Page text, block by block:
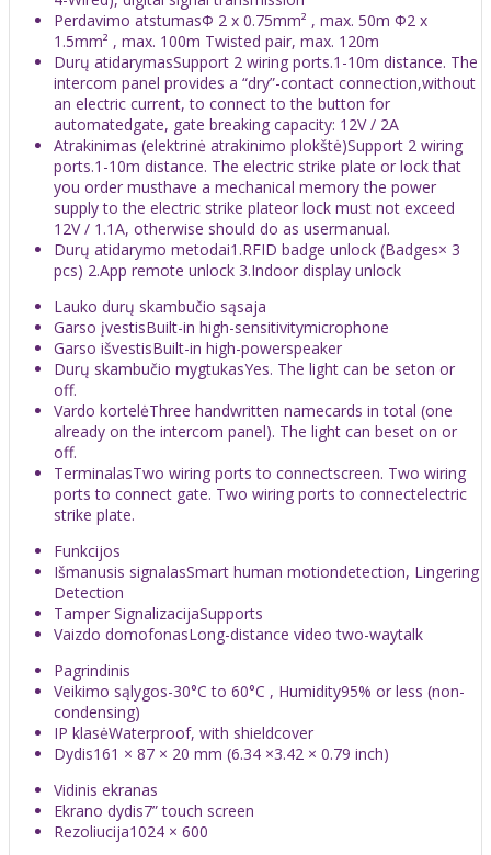
Perdavimo atstumasΦ 2 x 0.75mm² , max. 50m Φ2 x
1.5mm² , max. 100m Twisted pair, max. 120m
Durų atidarymasSupport 2 wiring ports.1-10m distance. The
intercom panel provides a “dry”-contact connection,without
an electric current, to connect to the button for
automatedgate, gate breaking capacity: 12V / 2A
Atrakinimas (elektrinė atrakinimo plokštė)Support 2 wiring
ports.1-10m distance. The electric strike plate or lock that
you order musthave a mechanical memory the power
supply to the electric strike plateor lock must not exceed
12V / 1.1A, otherwise should do as usermanual.
Durų atidarymo metodai1.RFID badge unlock (Badges× 3
pcs) 2.App remote unlock 3.Indoor display unlock
Lauko durų skambučio sąsaja
Garso įvestisBuilt-in high-sensitivitymicrophone
Garso išvestisBuilt-in high-powerspeaker
Durų skambučio mygtukasYes. The light can be seton or
off.
Vardo kortelėThree handwritten namecards in total (one
already on the intercom panel). The light can beset on or
off.
TerminalasTwo wiring ports to connectscreen. Two wiring
ports to connect gate. Two wiring ports to connectelectric
strike plate.
Funkcijos
Išmanusis signalasSmart human motiondetection, Lingering
Detection
Tamper SignalizacijaSupports
Vaizdo domofonasLong-distance video two-waytalk
Pagrindinis
Veikimo sąlygos-30°C to 60°C , Humidity95% or less (non-
condensing)
IP klasėWaterproof, with shieldcover
Dydis161 × 87 × 20 mm (6.34 ×3.42 × 0.79 inch)
Vidinis ekranas
Ekrano dydis7” touch screen
Rezoliucija1024 × 600